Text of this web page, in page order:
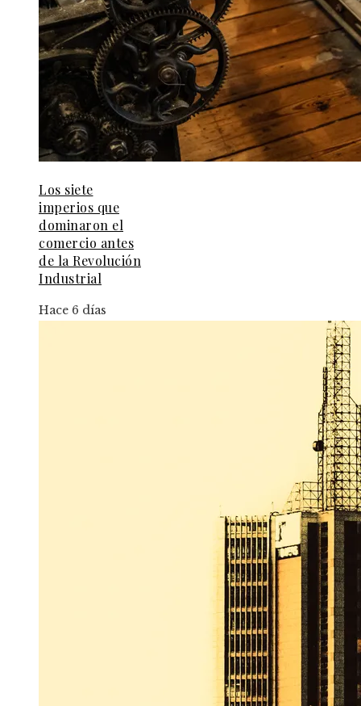
Los siete
imperios que
dominaron el
comercio antes
de la Revolución
Industrial
Hace 6 días